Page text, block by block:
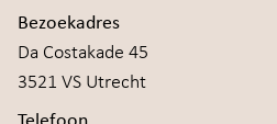
Bezoekadres
Da Costakade 45
3521 VS Utrecht